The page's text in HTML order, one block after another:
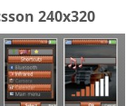
240x320